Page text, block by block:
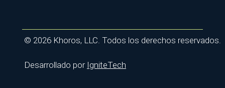
© 2026 Khoros, LLC. Todos los derechos reservados.
Desarrollado por IgniteTech